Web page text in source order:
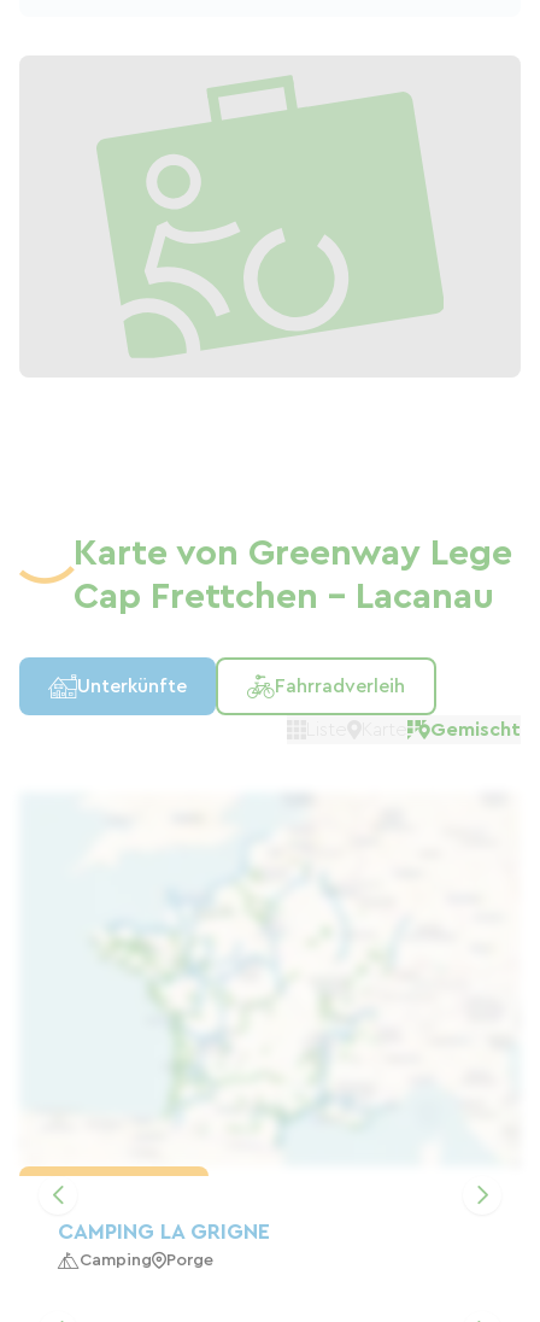
Karte von Greenway Lege
Cap Frettchen - Lacanau
Unterkünfte Fahrradverleih
Gemischt
CAMPING LA GRIGNE
Camping Porge
Karte laden